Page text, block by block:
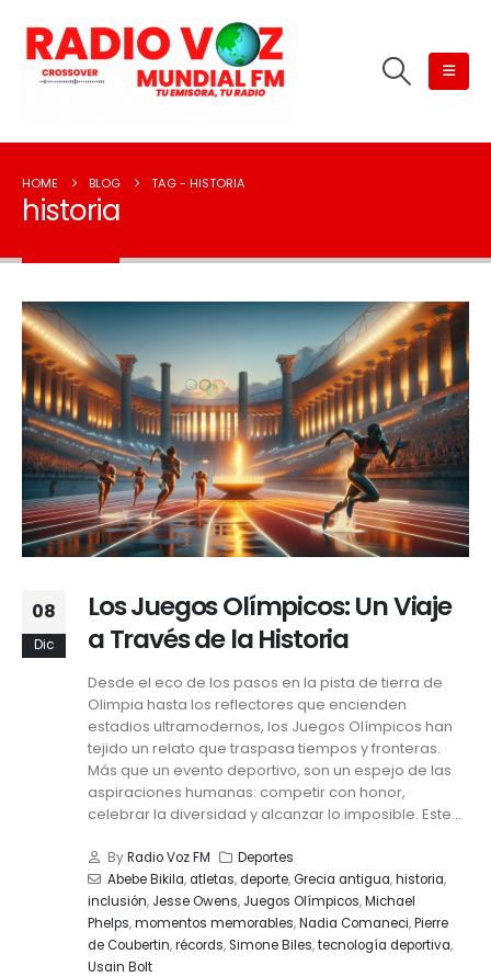
HOME BLOG TAG - HISTORIA
historia
08
Dic
Los Juegos Olímpicos: Un Viaje
a Través de la Historia
Desde el eco de los pasos en la pista de tierra de
Olimpia hasta los reflectores que encienden
estadios ultramodernos, los Juegos Olímpicos han
tejido un relato que traspasa tiempos y fronteras.
Más que un evento deportivo, son un espejo de las
aspiraciones humanas: competir con honor,
celebrar la diversidad y alcanzar lo imposible. Este...
ByRadio Voz FM
Deportes
Abebe Bikila,atletas,deporte,Grecia antigua,historia,
inclusión, Jesse Owens, Juegos Olímpicos,Michael
Phelps,momentos memorables,Nadia Comaneci,Pierre
de Coubertin,récords,Simone Biles,tecnología deportiva,
Usain Bolt